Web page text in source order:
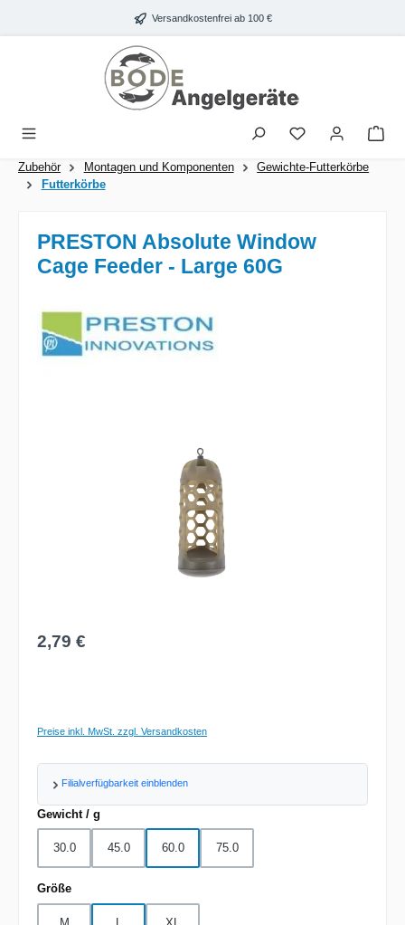
Zum Hauptinhalt springen Versandkostenfrei ab 100 €
Zubehör Montagen und Komponenten
Gewichte-Futterkörbe
Futterkörbe
PRESTON Absolute Window
Cage Feeder - Large 60G
Regulärer Preis:
2,79 €
Preise inkl. MwSt. zzgl. Versandkosten
Filialverfügbarkeit einblenden
Gewicht / g
30.0 45.0 60.0 75.0
Größeauswählen